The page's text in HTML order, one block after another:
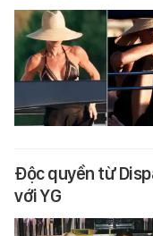
Độc quyền từ
với YG